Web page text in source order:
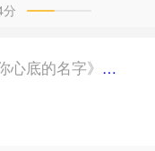
的名字》主题曲）